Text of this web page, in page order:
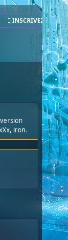
INSCRIVEZ-VOUS
► Forum
, iron.